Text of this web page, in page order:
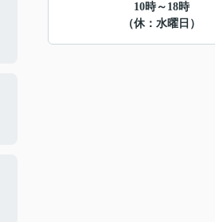
10時～18時
（休：水曜日）